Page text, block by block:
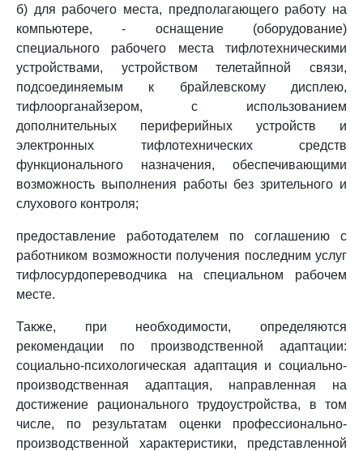
б) для рабочего места, предполагающего работу на
компьютере, - оснащение (оборудование)
специального рабочего места тифлотехническими
устройствами, устройством телетайпной связи,
подсоединяемым к брайлевскому дисплею,
тифлоорганайзером, с использованием
дополнительных периферийных устройств и
электронных тифлотехнических средств
функционального назначения, обеспечивающими
возможность выполнения работы без зрительного и
слухового контроля;
предоставление работодателем по соглашению с
работником возможности получения последним услуг
тифлосурдопереводчика на специальном рабочем
месте.
Также, при необходимости, определяются
рекомендации по производственной адаптации:
социально-психологическая адаптация и социально-
производственная адаптация, направленная на
достижение рационального трудоустройства, в том
числе, по результатам оценки профессионально-
производственной характеристики, представленной